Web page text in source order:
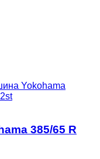
Yokohama
385/65 R